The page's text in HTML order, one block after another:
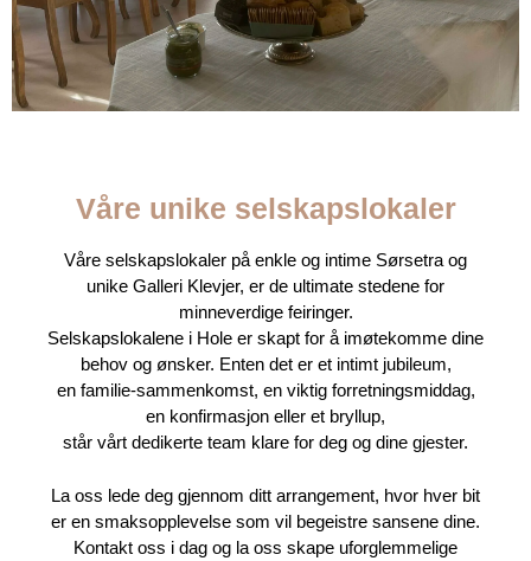
perfekte lokaler for
bryllup, fest og
sammenkomster
Våre unike selskapslokaler
Våre selskapslokaler på enkle og intime Sørsetra og
unike Galleri Klevjer, er de ultimate stedene for
minneverdige feiringer.
Selskapslokalene i Hole er skapt for å imøtekomme dine
behov og ønsker. Enten det er et intimt jubileum,
en familie-sammenkomst, en viktig forretningsmiddag,
en konfirmasjon eller et bryllup,
står vårt dedikerte team klare for deg og dine gjester.
La oss lede deg gjennom ditt arrangement, hvor hver bit
er en smaksopplevelse som vil begeistre sansene dine.
Kontakt oss i dag og la oss skape uforglemmelige